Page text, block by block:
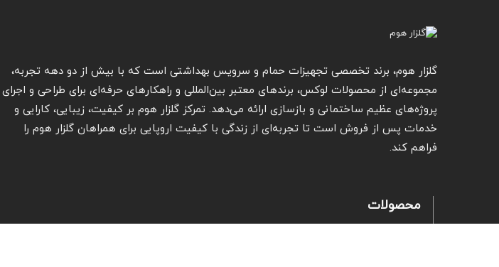
گلزار هوم، برند تخصصی تجهیزات حمام و سرویس بهداشتی است که با بیش از دو دهه تجربه،
مجموعه‌ای از محصولات لوکس، برندهای معتبر بین‌المللی و راهکارهای حرفه‌ای برای طراحی و اجرای
پروژه‌های عظیم ساختمانی و بازسازی ارائه می‌دهد. تمرکز گلزار هوم بر کیفیت، زیبایی، کارایی و
خدمات پس از فروش است تا تجربه‌ای از زندگی با کیفیت اروپایی برای همراهان گلزار هوم را
فراهم کند.
محصولات